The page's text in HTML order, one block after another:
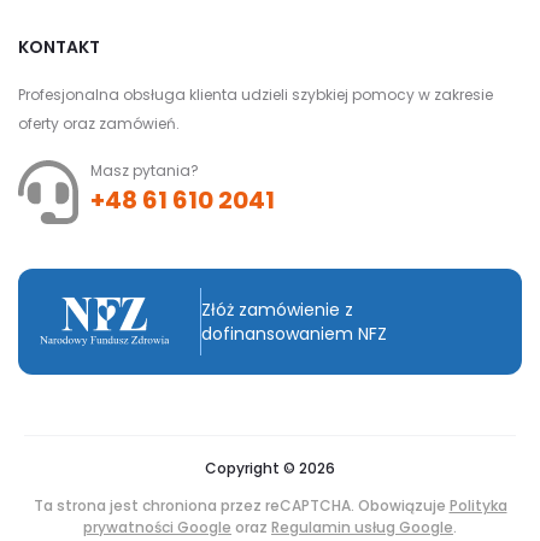
KONTAKT
Profesjonalna obsługa klienta udzieli szybkiej pomocy w zakresie
oferty oraz zamówień.
Masz pytania?
+48 61 610 2041
Złóż zamówienie z
dofinansowaniem NFZ
Copyright © 2026
Ta strona jest chroniona przez reCAPTCHA. Obowiązuje Polityka
prywatności Google oraz Regulamin usług Google.